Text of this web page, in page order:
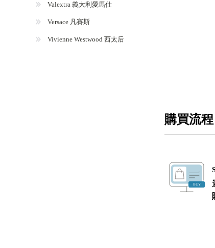
購買流程
Valextra 義大利愛馬仕
Versace 凡賽斯
Vivienne Westwood 西太后